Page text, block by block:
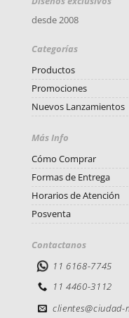
desde 2008
Categorías
Productos
Promociones
Nuevos Lanzamientos
Más Info
Cómo Comprar
Formas de Entrega
Horarios de Atención
Posventa
Contactanos
11 6168-7745
11 4460-3112